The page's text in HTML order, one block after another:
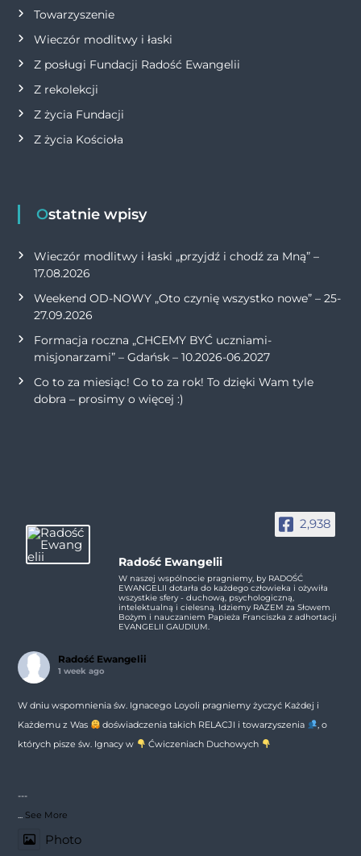
Towarzyszenie
Wieczór modlitwy i łaski
Z posługi Fundacji Radość Ewangelii
Z rekolekcji
Z życia Fundacji
Z życia Kościoła
Ostatnie wpisy
Wieczór modlitwy i łaski „przyjdź i chodź za Mną” –
17.08.2026
Weekend OD-NOWY „Oto czynię wszystko nowe” – 25-
27.09.2026
Formacja roczna „CHCEMY BYĆ uczniami-
misjonarzami” – Gdańsk – 10.2026-06.2027
Co to za miesiąc! Co to za rok! To dzięki Wam tyle
dobra – prosimy o więcej :)
2,938
Radość Ewangelii
W naszej wspólnocie pragniemy, by RADOŚĆ
EWANGELII dotarła do każdego człowieka i ożywiła
wszystkie sfery - duchową, psychologiczną,
intelektualną i cielesną. Idziemy RAZEM za Słowem
Bożym i nauczaniem Papieża Franciszka z adhortacji
EVANGELII GAUDIUM.
Radość Ewangelii
1 week ago
W dniu wspomnienia św. Ignacego Loyoli pragniemy życzyć Każdej i
Każdemu z Was
doświadczenia takich RELACJI i towarzyszenia
, o
których pisze św. Ignacy w
Ćwiczeniach Duchowych
---
See More
Photo